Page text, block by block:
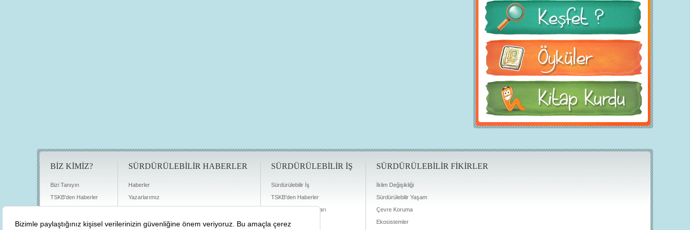
BİZ KİMİZ?
Bizi Tanıyın
TSKB'den Haberler
Basın Odası
SÜRDÜRÜLEBİLİR HABERLER
Haberler
Yazarlarımız
Sürdürülebilirlik Kütüphanesi
SÜRDÜRÜLEBİLİR İŞ
Sürdürülebilir İş
TSKB'den Haberler
Finansman Olanakları
SÜRDÜRÜLEBİLİR FİKİRLER
İklim Değişikliği
Sürdürülebilir Yaşam
Çevre Koruma
Ekosistemler